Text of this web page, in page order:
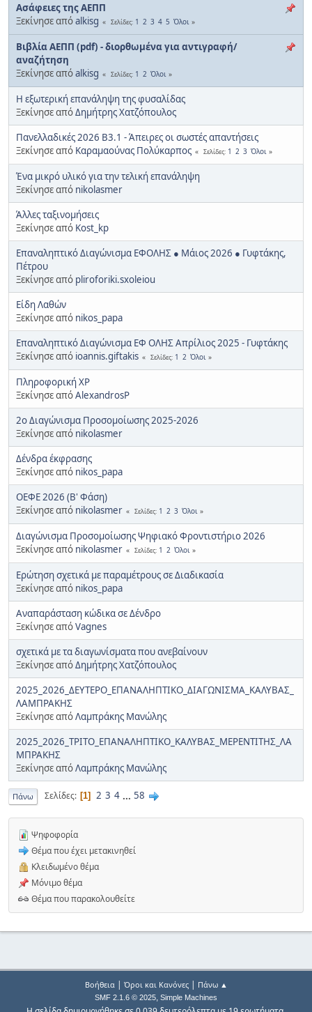
Ασάφειες της ΑΕΠΠ
Ξεκίνησε απόalkisg Σελίδες 1 2 3 4 5 Όλοι
Βιβλία ΑΕΠΠ (pdf) - διορθωμένα για αντιγραφή/
αναζήτηση
Ξεκίνησε απόalkisg Σελίδες 1 2 Όλοι
Η εξωτερική επανάληψη της φυσαλίδας
Ξεκίνησε απόΔημήτρης Χατζόπουλος
Πανελλαδικές 2026 Β3.1 - Άπειρες οι σωστές απαντήσεις
Ξεκίνησε από Καραμαούνας Πολύκαρπος Σελίδες 1 2 3 Όλοι
Ένα μικρό υλικό για την τελική επανάληψη
Ξεκίνησε από nikolasmer
Άλλες ταξινομήσεις
Ξεκίνησε από Kost_kp
Επαναληπτικό Διαγώνισμα ΕΦΟΛΗΣ ● Μάιος 2026 ● Γυφτάκης,
Πέτρου
Ξεκίνησε από pliroforiki.sxoleiou
Είδη Λαθών
Ξεκίνησε από nikos_papa
Επαναληπτικό Διαγώνισμα ΕΦ ΟΛΗΣ Απρίλιος 2025 - Γυφτάκης
Ξεκίνησε από ioannis.giftakis Σελίδες 1 2 Όλοι
Πληροφορική XP
Ξεκίνησε απόAlexandrosP
2ο Διαγώνισμα Προσομοίωσης 2025-2026
Ξεκίνησε από nikolasmer
Δένδρα έκφρασης
Ξεκίνησε από nikos_papa
ΟΕΦΕ 2026 (Β' Φάση)
Ξεκίνησε από nikolasmer Σελίδες 1 2 3 Όλοι
Διαγώνισμα Προσομοίωσης Ψηφιακό Φροντιστήριο 2026
Ξεκίνησε από nikolasmer Σελίδες 1 2 Όλοι
Ερώτηση σχετικά με παραμέτρους σε Διαδικασία
Ξεκίνησε από nikos_papa
Αναπαράσταση κώδικα σε Δένδρο
Ξεκίνησε απόVagnes
σχετικά με τα διαγωνίσματα που ανεβαίνουν
Ξεκίνησε απόΔημήτρης Χατζόπουλος
2025_2026_ΔΕΥΤΕΡΟ_ΕΠΑΝΑΛΗΠΤΙΚΟ_ΔΙΑΓΩΝΙΣΜΑ_ΚΑΛΥΒΑΣ_
ΛΑΜΠΡΑΚΗΣ
Ξεκίνησε απόΛαμπράκης Μανώλης
2025_2026_ΤΡΙΤΟ_ΕΠΑΝΑΛΗΠΤΙΚΟ_ΚΑΛΥΒΑΣ_ΜΕΡΕΝΤΙΤΗΣ_ΛΑ
ΜΠΡΑΚΗΣ
Ξεκίνησε απόΛαμπράκης Μανώλης
Πάνω Σελίδες 1 2 3 4 ... 58
Ψηφοφορία
Θέμα που έχει μετακινηθεί
Κλειδωμένο θέμα
Μόνιμο θέμα
Θέμα που παρακολουθείτε
Βοήθεια| Όροι και Κανόνες| Πάνω ▲
SMF 2.1.6 © 2025, Simple Machines